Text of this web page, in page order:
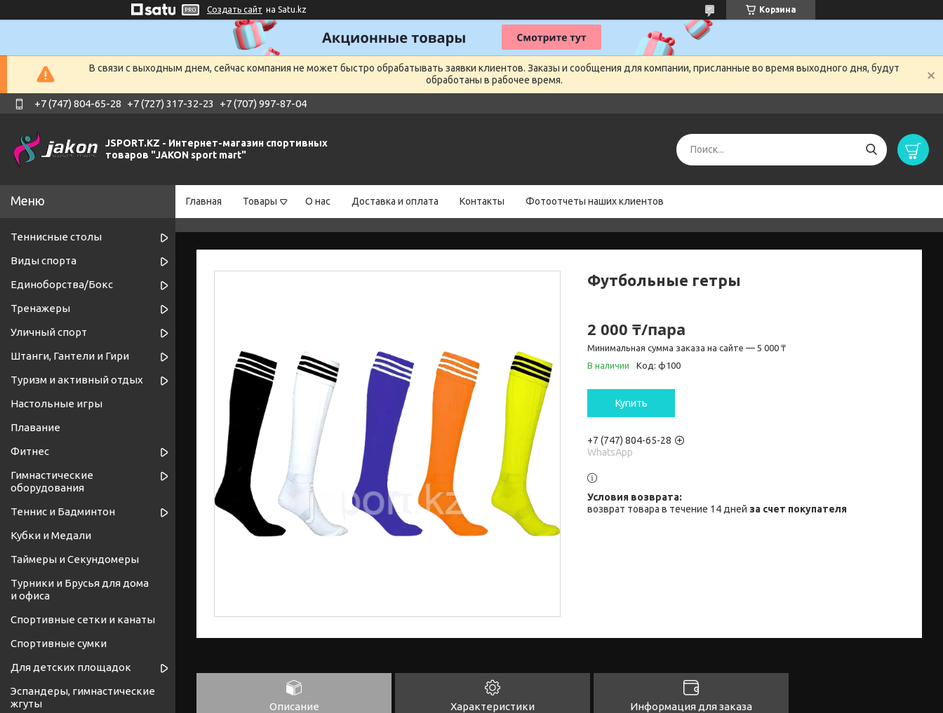
Создать сайт на Satu.kz Корзина
В связи с выходным днем, сейчас компания не может быстро обрабатывать заявки клиентов. Заказы и сообщения для компании, присланные во время выходного дня, будут
обработаны в рабочее время.
+7 (747) 804-65-28 +7 (727) 317-32-23 +7 (707) 997-87-04
JSPORT.KZ - Интернет-магазин спортивных
товаров "JAKON sport mart"
Главная Товары О нас Доставка и оплата Контакты Фотоотчеты наших клиентов
Футбольные гетры
2 000 ₸/пара
Минимальная сумма заказа на сайте — 5 000 ₸
В наличии
Код: ф100
Купить
+7 (747) 804-65-28
WhatsApp
возврат товара в течение 14 дней за счет покупателя
Описание Характеристики Информация для заказа
Теннисные столы
Виды спорта
Единоборства/Бокс
Тренажеры
Уличный спорт
Штанги, Гантели и Гири
Туризм и активный отдых
Настольные игры
Плавание
Фитнес
Гимнастические
оборудования
Теннис и Бадминтон
Кубки и Медали
Таймеры и Секундомеры
Турники и Брусья для дома
и офиса
Спортивные cетки и канаты
Спортивные сумки
Для детских площадок
Эспандеры, гимнастические
жгуты